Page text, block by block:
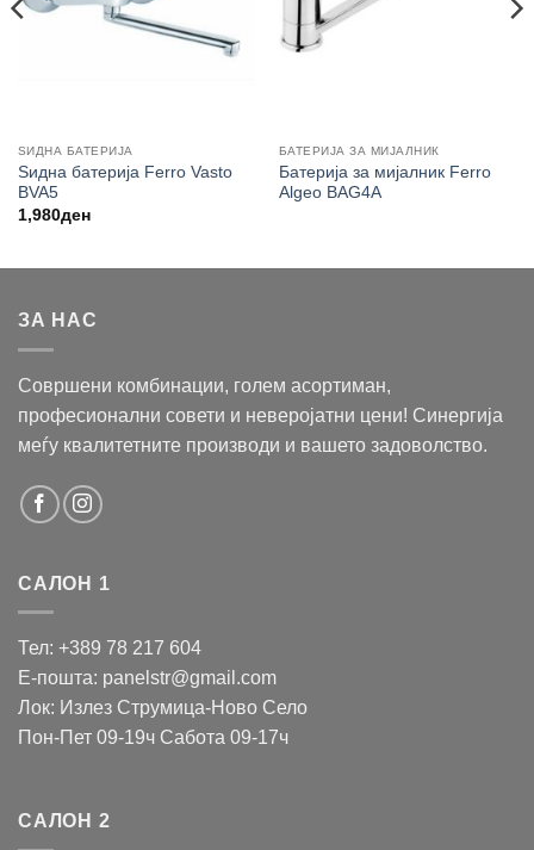
ЅИДНА БАТЕРИЈА
Ѕидна батерија Ferro Vasto
BVA5
1,980ден
БАТЕРИЈА ЗА МИЈАЛНИК
Батерија за мијалник Ferro
Algeo BAG4A
ЗА НАС
Совршени комбинации, голем асортиман,
професионални совети и неверојатни цени! Синергија
меѓу квалитетните производи и вашето задоволство.
САЛОН 1
Тел: +389 78 217 604
Е-пошта: panelstr@gmail.com
Лок: Излез Струмица-Ново Село
Пон-Пет 09-19ч Сабота 09-17ч
САЛОН 2